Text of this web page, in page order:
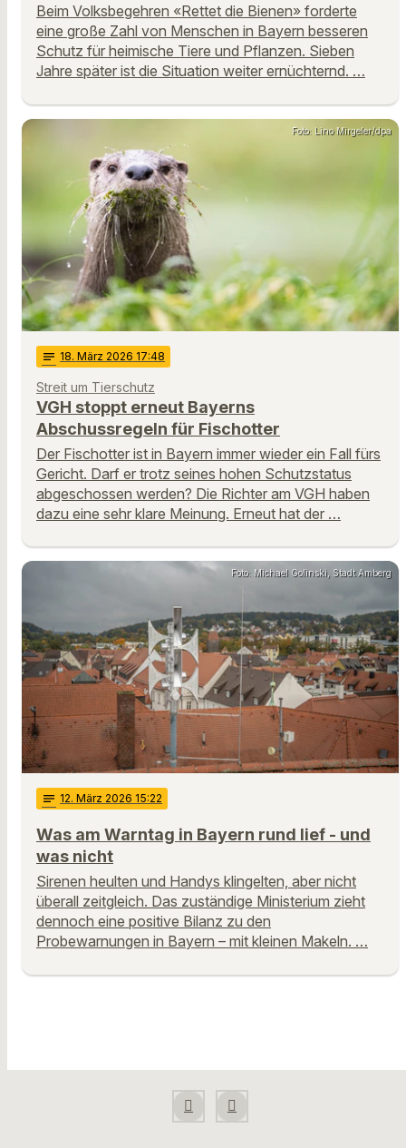
Beim Volksbegehren «Rettet die Bienen» forderte
eine große Zahl von Menschen in Bayern besseren
Schutz für heimische Tiere und Pflanzen. Sieben
Jahre später ist die Situation weiter ernüchternd. …
Foto: Lino Mirgeler/dpa
notes 18. März 2026 17:48
Streit um Tierschutz
VGH stoppt erneut Bayerns
Abschussregeln für Fischotter
Der Fischotter ist in Bayern immer wieder ein Fall fürs
Gericht. Darf er trotz seines hohen Schutzstatus
abgeschossen werden? Die Richter am VGH haben
dazu eine sehr klare Meinung. Erneut hat der …
Foto: Michael Golinski, Stadt Amberg
notes 12. März 2026 15:22
Was am Warntag in Bayern rund lief - und
was nicht
Sirenen heulten und Handys klingelten, aber nicht
überall zeitgleich. Das zuständige Ministerium zieht
dennoch eine positive Bilanz zu den
Probewarnungen in Bayern – mit kleinen Makeln. …